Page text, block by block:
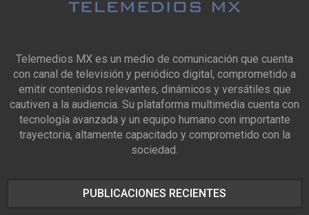
Telemedios MX es un medio de comunicación que cuenta
con canal de televisión y periódico digital, comprometido a
emitir contenidos relevantes, dinámicos y versátiles que
cautiven a la audiencia. Su plataforma multimedia cuenta con
tecnología avanzada y un equipo humano con importante
trayectoria, altamente capacitado y comprometido con la
sociedad.
PUBLICACIONES RECIENTES